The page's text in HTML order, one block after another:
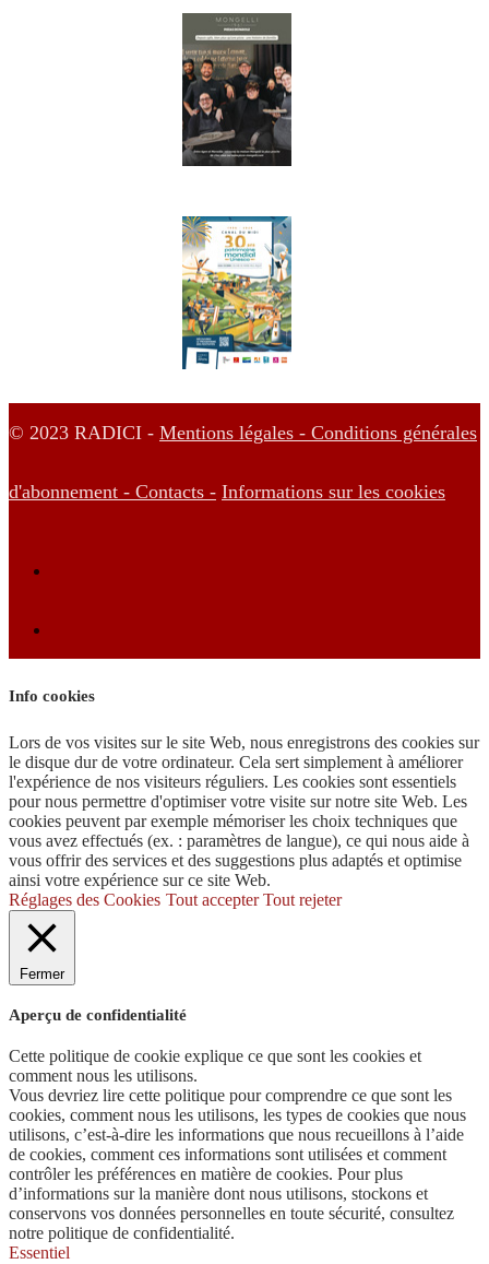
© 2023 RADICI - Mentions légales - Conditions générales
d'abonnement - Contacts - Informations sur les cookies
Info cookies
Lors de vos visites sur le site Web, nous enregistrons des cookies sur
le disque dur de votre ordinateur. Cela sert simplement à améliorer
l'expérience de nos visiteurs réguliers. Les cookies sont essentiels
pour nous permettre d'optimiser votre visite sur notre site Web. Les
cookies peuvent par exemple mémoriser les choix techniques que
vous avez effectués (ex. : paramètres de langue), ce qui nous aide à
vous offrir des services et des suggestions plus adaptés et optimise
ainsi votre expérience sur ce site Web.
Réglages des Cookies Tout accepter Tout rejeter
Fermer
Aperçu de confidentialité
Cette politique de cookie explique ce que sont les cookies et
comment nous les utilisons.
Vous devriez lire cette politique pour comprendre ce que sont les
cookies, comment nous les utilisons, les types de cookies que nous
utilisons, c’est-à-dire les informations que nous recueillons à l’aide
de cookies, comment ces informations sont utilisées et comment
contrôler les préférences en matière de cookies. Pour plus
d’informations sur la manière dont nous utilisons, stockons et
conservons vos données personnelles en toute sécurité, consultez
notre politique de confidentialité.
Essentiel